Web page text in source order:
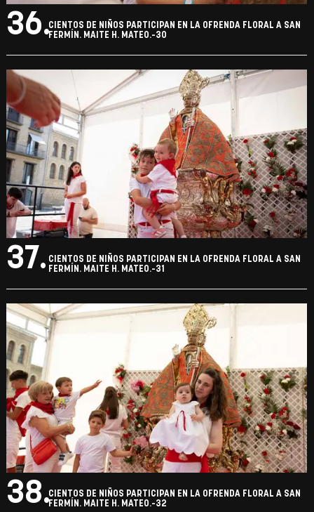
36.CIENTOS DE NIÑOS PARTICIPAN EN LA OFRENDA FLORAL A SAN
FERMÍN. MAITE H. MATEO.-30
37. CIENTOS DE NIÑOS PARTICIPAN EN LA OFRENDA FLORAL A SAN
FERMÍN. MAITE H. MATEO.-31
38.CIENTOS DE NIÑOS PARTICIPAN EN LA OFRENDA FLORAL A SAN
FERMÍN. MAITE H. MATEO.-32